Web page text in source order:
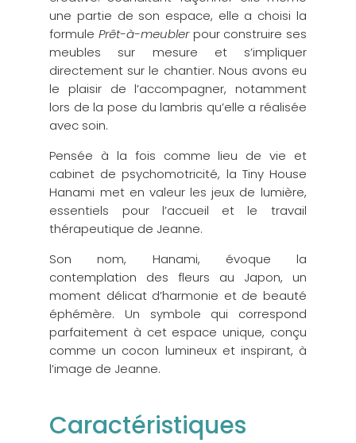
une partie de son espace, elle a choisi la
formule Prêt-à-meublerpour construire ses
meubles sur mesure et s’impliquer
directement sur le chantier. Nous avons eu
le plaisir de l’accompagner, notamment
lors de la pose du lambris qu’elle a réalisée
avec soin.
Pensée à la fois comme lieu de vie et
cabinet de psychomotricité, la Tiny House
Hanami met en valeur les jeux de lumière,
essentiels pour l’accueil et le travail
thérapeutique de Jeanne.
Son nom, Hanami, évoque la
contemplation des fleurs au Japon, un
moment délicat d’harmonie et de beauté
éphémère. Un symbole qui correspond
parfaitement à cet espace unique, conçu
comme un cocon lumineux et inspirant, à
l’image de Jeanne.
Caractéristiques